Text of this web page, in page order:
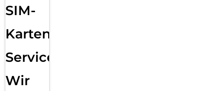
SIM-
Karten
Service:
Wir